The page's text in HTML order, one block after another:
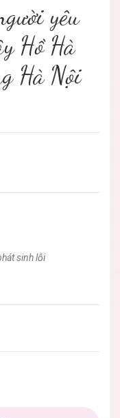
yêu
Hồ Hà
Hà Nội
sinh lỗi